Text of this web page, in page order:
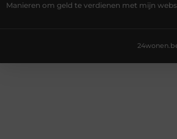
Manieren om geld te verdienen met mijn